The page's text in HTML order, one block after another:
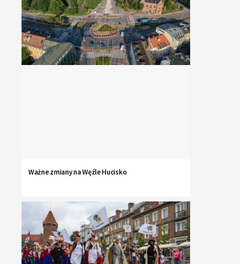
Ważne zmiany na Węźle Hucisko